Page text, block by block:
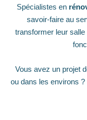
Spécialistes en
savoir-faire au
transformer leur salle
Vous avez un projet
ou dans les environs